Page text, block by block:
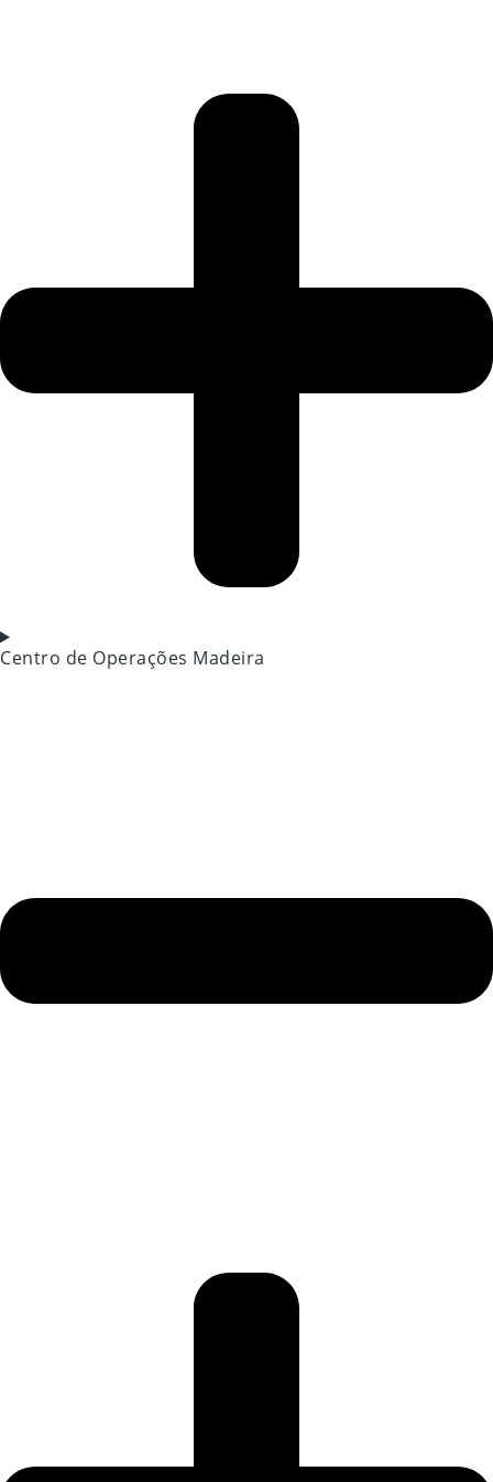
Centro de Operações Madeira